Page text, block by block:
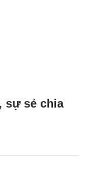
sự sẻ chia